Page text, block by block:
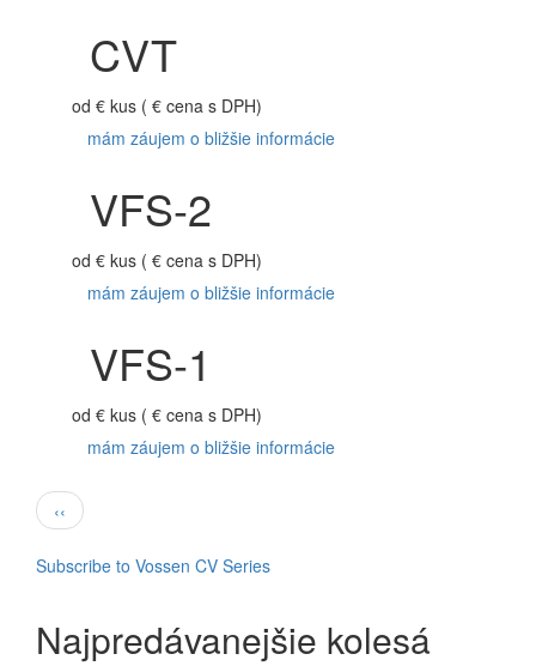
CVT
od € kus ( € cena s DPH)
mám záujem o bližšie informácie
VFS-2
od € kus ( € cena s DPH)
mám záujem o bližšie informácie
VFS-1
od € kus ( € cena s DPH)
mám záujem o bližšie informácie
Pagination
Previous
page
‹‹
Subscribe to Vossen CV Series
Najpredávanejšie kolesá